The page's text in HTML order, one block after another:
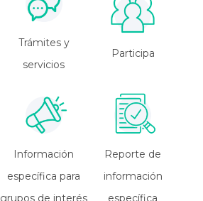
Trámites y
servicios
Participa
Información
específica para
grupos de interés
Reporte de
información
específica